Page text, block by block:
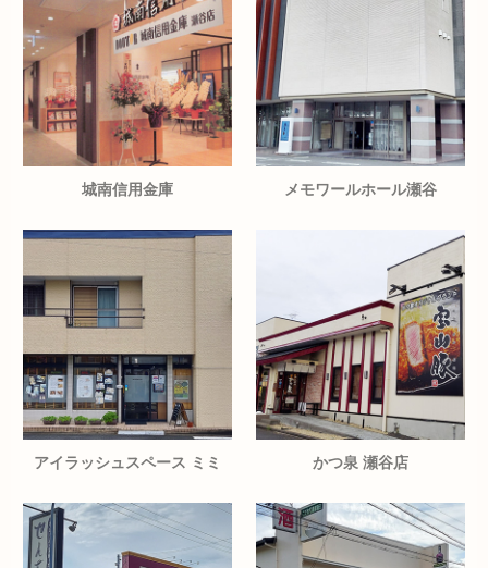
城南信用金庫 メモワールホール瀬谷
アイラッシュスペース ミミ かつ泉 瀬谷店